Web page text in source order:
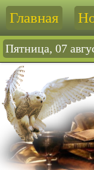
Главная
Пятница, 07